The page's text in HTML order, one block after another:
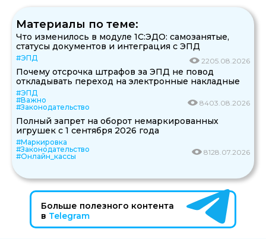
Материалы по теме:
Что изменилось в модуле 1С:ЭДО: самозанятые,
статусы документов и интеграция с ЭПД
#ЭПД 2205.08.2026
Почему отсрочка штрафов за ЭПД не повод
откладывать переход на электронные накладные
#ЭПД
#Важно
#Законодательство
8403.08.2026
Полный запрет на оборот немаркированных
игрушек с 1 сентября 2026 года
#Маркировка
#Законодательство
#Онлайн_кассы
8128.07.2026
Больше полезного контента
в Telegram